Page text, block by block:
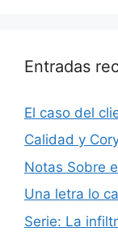
Entradas
El caso del
Calidad y
Notas Sobre
Una letra lo
Serie: La